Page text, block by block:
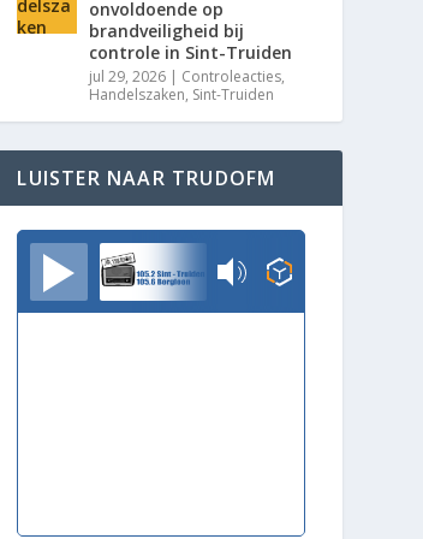
onvoldoende op
brandveiligheid bij
controle in Sint-Truiden
jul 29, 2026 | Controleacties,
Handelszaken, Sint-Truiden
LUISTER NAAR TRUDOFM
TrudoFM